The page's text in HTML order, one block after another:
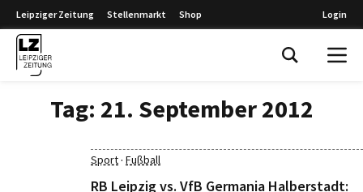
Leipziger Zeitung Stellenmarkt Shop Login
Tag: 21. September 2012
Sport· Fußball
RB Leipzig vs. VfB Germania Halberstadt: